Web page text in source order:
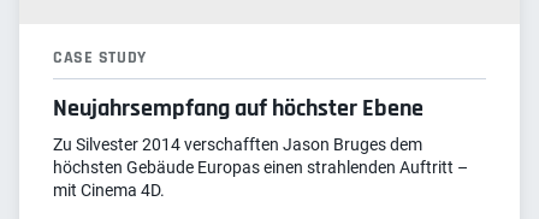
CASE STUDY
Neujahrsempfang auf höchster Ebene
Zu Silvester 2014 verschafften Jason Bruges dem
höchsten Gebäude Europas einen strahlenden Auftritt –
mit Cinema 4D.